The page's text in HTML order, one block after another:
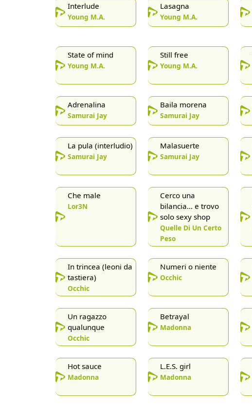
Interlude
Young M.A.
Lasagna
Young M.A.
State of mind
Young M.A.
Still free
Young M.A.
Adrenalina
Samurai Jay
Baila morena
Samurai Jay
La pula (interludio)
Samurai Jay
Malasuerte
Samurai Jay
Che male
Lor3N
Cerco una
bilancia… e trovo
solo sexy shop
Quelle Di Un Certo
Peso
In trincea (leoni da
tastiera)
Occhic
Numeri o niente
Occhic
Un ragazzo
qualunque
Occhic
Betrayal
Madonna
Hot sauce
Madonna
L.E.S. girl
Madonna